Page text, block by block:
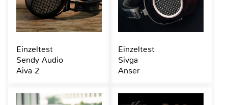
Einzeltest
Sendy Audio
Aiva 2
Einzeltest
Sivga
Anser